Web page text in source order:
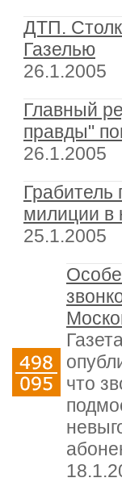
ДТП.
Газелью
26.1.2005
Главный
правды"
26.1.2005
Грабитель
милиции в
25.1.2005
что